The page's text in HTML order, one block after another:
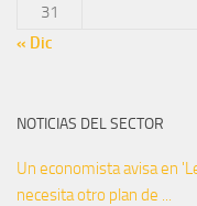
31
« Dic
NOTICIAS DEL SECTOR
Un economista avisa en
necesita otro plan de ...